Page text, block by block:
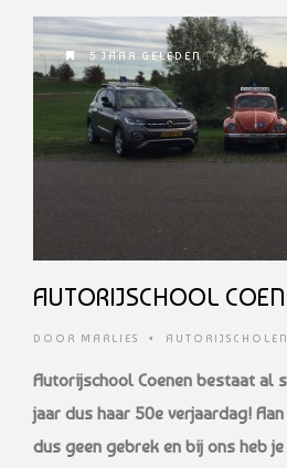
5 JAAR GELEDEN
AUTORIJSCHOOL
DOOR MARLIES • AUTORIJSCHOLEN
Autorijschool Coenen bestaat al
jaar dus haar 50e verjaardag!
dus geen gebrek en bij ons heb